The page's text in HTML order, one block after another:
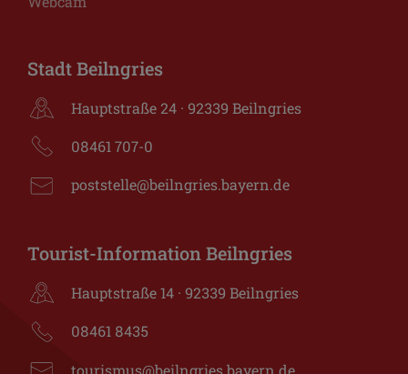
Stadt Beilngries
Hauptstraße 24 · 92339 Beilngries
08461 707-0
poststelle@beilngries.bayern.de
Tourist-Information Beilngries
Hauptstraße 14 · 92339 Beilngries
08461 8435
tourismus@beilngries.bayern.de